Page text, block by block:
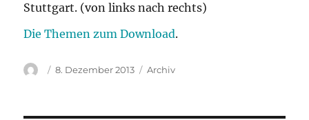
Stuttgart. (von links nach rechts)
Die Themen zum Download.
Autor
Veröffentlicht
8. Dezember 2013 Kategorien
Archiv